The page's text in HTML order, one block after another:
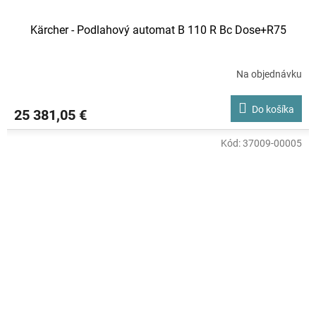
Kärcher - Podlahový automat B 110 R Bc Dose+R75
Na objednávku
25 381,05 € Do košíka
Kód:37009-00005